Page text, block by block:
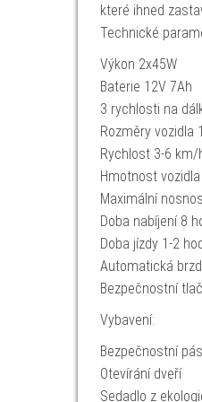
které ihned
Technické
Výkon 2x45W
Baterie 12V 7Ah
3 rychlosti na
Rozměry vozidla
Rychlost 3-6 km/
Hmotnost
Maximální
Doba nabíjení 8
Doba jízdy 1-2
Automatická
Bezpečnostní
Vybavení:
Bezpečnostní
Otevírání dveří
Sedadlo z